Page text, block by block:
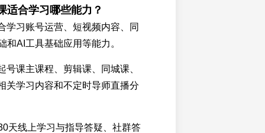
适合学习哪些能力？
学习账号运营、短视频内容、同
和AI工具基础应用等能力。
号课主课程、剪辑课、同城课、
关学习内容和不定时导师直播分
天线上学习与指导答疑、社群答